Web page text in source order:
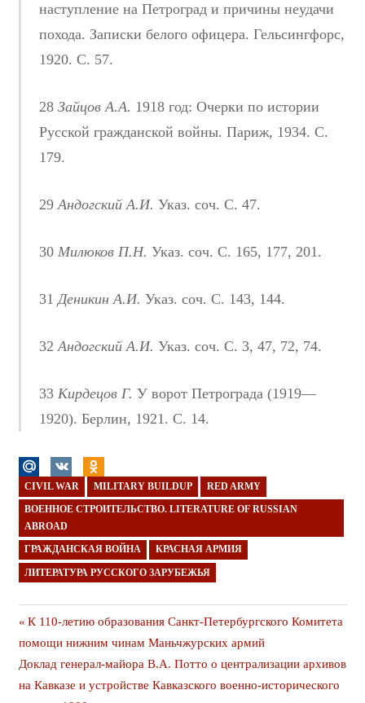
наступление на Петроград и причины неудачи
похода. Записки белого офицера. Гельсингфорс,
1920. С. 57.
28 Зайцов А.А. 1918 год: Очерки по истории
Русской гражданской войны. Париж, 1934. С.
179.
29Андогский А.И. Указ. соч. С. 47.
30 Милюков П.Н. Указ. соч. С. 165, 177, 201.
31Деникин А.И. Указ. соч. С. 143, 144.
32Андогский А.И. Указ. соч. С. 3, 47, 72, 74.
33 Кирдецов Г. У ворот Петрограда (1919—
1920). Берлин, 1921. С. 14.
CIVIL WAR MILITARY BUILDUP RED ARMY
ВОЕННОЕ СТРОИТЕЛЬСТВО. LITERATURE OF RUSSIAN
ABROAD
ГРАЖДАНСКАЯ ВОЙНА КРАСНАЯ АРМИЯ
ЛИТЕРАТУРА РУССКОГО ЗАРУБЕЖЬЯ
Навигация
по
записям
Предыдущая
публикация
К 110-летию образования Санкт-Петербургского Комитета
помощи нижним чинам Маньчжурских армий
Следующая
публикация
Доклад генерал-майора В.А. Потто о централизации архивов
на Кавказе и устройстве Кавказского военно-исторического